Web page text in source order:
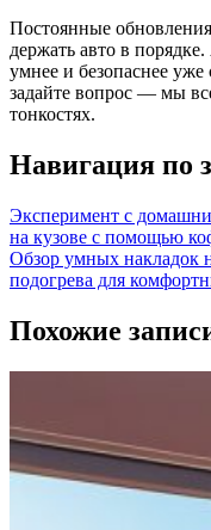
Постоянные
держать авто в
умнее и безопаснее уже
задайте вопрос — мы
тонкостях.
Навигация по
Эксперимент с
на кузове с помощью
Обзор умных накладок
подогрева для
Похожие